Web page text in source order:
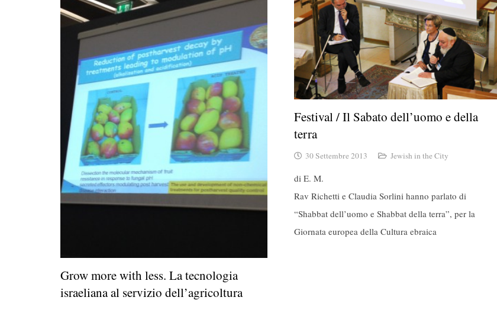
Grow more with less. La tecnologia
israeliana al servizio dell’agricoltura
Festival / Il Sabato dell’uomo e della
terra
30 Settembre 2013 Jewish in the City
di E. M.
Rav Richetti e Claudia Sorlini hanno parlato di
“Shabbat dell’uomo e Shabbat della terra”, per la
Giornata europea della Cultura ebraica